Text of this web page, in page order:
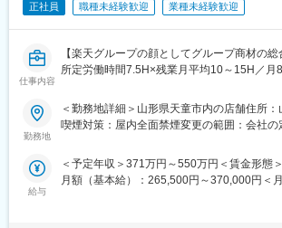
重視し相談しやすい環境◎
キャリアアップのスピードも早く、22歳で副
てしっかり還元されます。
＜社内イベントあり＞
ントを定期的に開催しています。毎年恒例
や、馬見ヶ崎河川敷での芋煮会を実施。さら
■働き方：
正社員 職種未経験歓迎 業種未経験歓迎
仕事内容
【楽天グループの顔としてグループ商材の
所定労働時間7.5H×残業月平均10～15H／月
楽天モバイルショップに来店されるお客様
料金プラン・楽天カード・楽天市場・楽天ポ
済圏の幅広いサービスを総合的にご提案しま
活をより豊かにするトータルサポートを行
勤務地
＜勤務地詳細＞山形県天童市内の店舗住所
喫煙対策：屋内全面禁煙変更の範囲：会社の
給与
＜予定年収＞371万円～550万円＜賃金形態
月額（基本給）：265,500円～370,000円＜